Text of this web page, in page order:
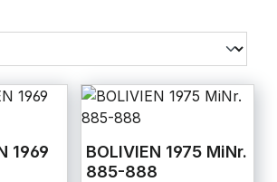
1969
BOLIVIEN 1975 MiNr.
885-888